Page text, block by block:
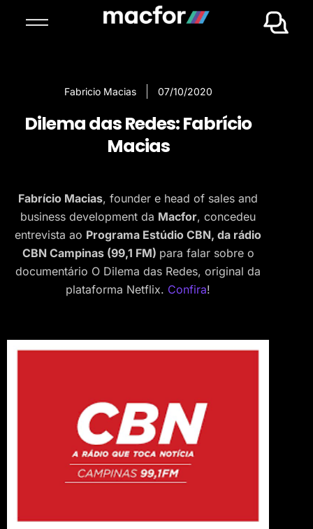
Fabricio Macias 07/10/2020
Dilema das Redes: Fabrício
Macias
Fabrício Macias, founder e head of sales and
business development da Macfor, concedeu
entrevista ao Programa Estúdio CBN, da rádio
CBN Campinas (99,1 FM) para falar sobre o
documentário O Dilema das Redes, original da
plataforma Netflix. Confira!